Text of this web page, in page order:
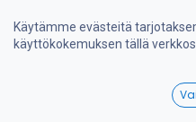
Käytämme evästeitä
käyttökokemuksen tällä